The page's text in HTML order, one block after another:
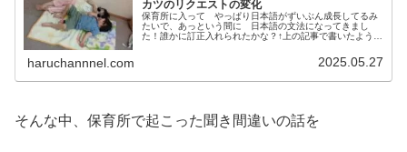
カツのリクエストの変化
保育所に入って やっぱり日本語がずいぶん成長してるみ
たいで、あっという間に 日本語の文法になってきまし
た！誰かに訂正入れられたかな？↑上の記事で書いたように
haruchannnel.com 2025.05.27
そんな中、保育所で起こった聞き間違いの話を